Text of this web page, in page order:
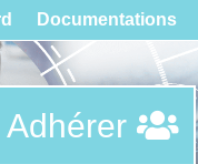
Documentations
Adhérer